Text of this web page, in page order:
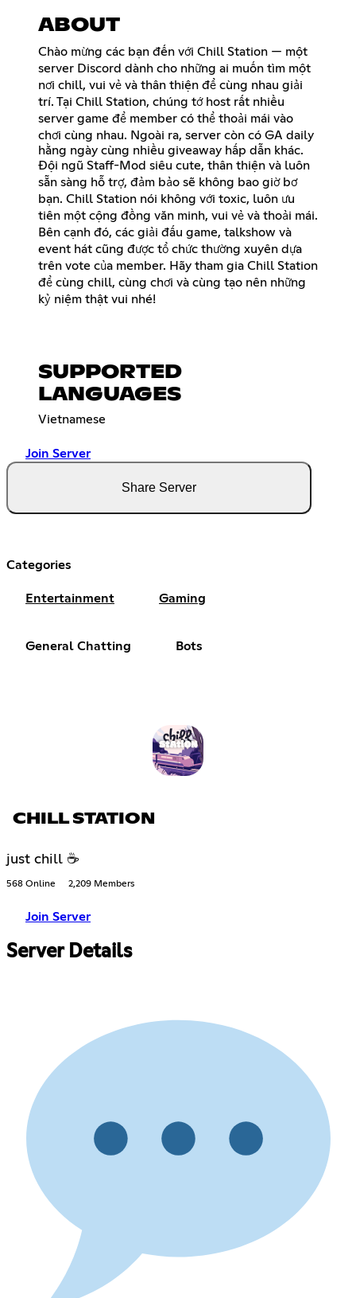
ABOUT
Chào mừng các bạn đến với Chill Station — một
server Discord dành cho những ai muốn tìm một
nơi chill, vui vẻ và thân thiện để cùng nhau giải
trí. Tại Chill Station, chúng tớ host rất nhiều
server game để member có thể thoải mái vào
chơi cùng nhau. Ngoài ra, server còn có GA daily
hằng ngày cùng nhiều giveaway hấp dẫn khác.
Đội ngũ Staff-Mod siêu cute, thân thiện và luôn
sẵn sàng hỗ trợ, đảm bảo sẽ không bao giờ bơ
bạn. Chill Station nói không với toxic, luôn ưu
tiên một cộng đồng văn minh, vui vẻ và thoải mái.
Bên cạnh đó, các giải đấu game, talkshow và
event hát cũng được tổ chức thường xuyên dựa
trên vote của member. Hãy tham gia Chill Station
để cùng chill, cùng chơi và cùng tạo nên những
kỷ niệm thật vui nhé!
SUPPORTED
LANGUAGES
Vietnamese
Join Server
Share Server
Categories
Entertainment Gaming
General Chatting Bots
CHILL STATION
just chill ☕
568 Online 2,209 Members
Join Server
Server Details